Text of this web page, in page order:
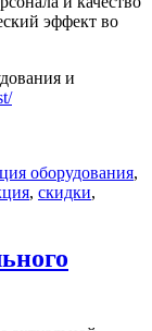
эффект во
и
оборудования,
, скидки,